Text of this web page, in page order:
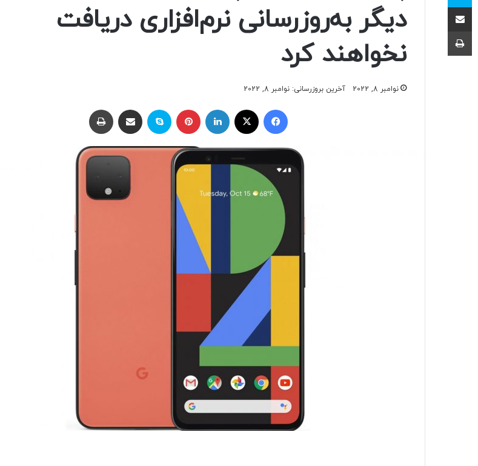
دیگر به‌روزرسانی نرم‌افزاری دریافت
نخواهند کرد
نوامبر 8, 2022 آخرین بروزرسانی: نوامبر 8, 2022
ایکس